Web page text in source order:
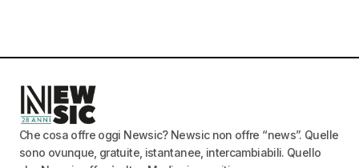
Che cosa offre oggi Newsic? Newsic non offre “news”. Quelle
sono ovunque, gratuite, istantanee, intercambiabili. Quello